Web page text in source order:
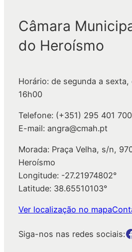
uCâmara
do Heroísmo
Horário: de segunda a
16h00
Telefone: (+351) 295 401 700
E-mail: angra@cmah.pt
Morada: Praça Velha, s/n,
Heroísmo
Longitude: -27.21974802°
Latitude: 38.65510103°
Ver localização no mapa
Siga-nos nas redes sociais:Botão para a página da autarquia no Facebook